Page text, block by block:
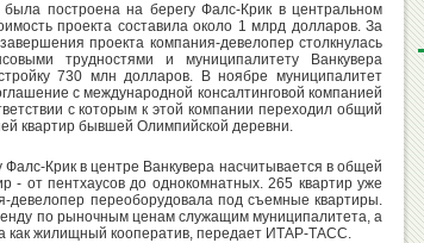
построена на берегу Фалс-Крик в центральном
проекта составила около 1 млрд долларов. За
проекта компания-девелопер столкнулась
трудностями и муниципалитету Ванкувера
730 млн долларов. В ноябре муниципалитет
с международной консалтинговой компанией
с которым к этой компании переходил общий
квартир бывшей Олимпийской деревни.
Фалс-Крик в центре Ванкувера насчитывается в общей
- от пентхаусов до однокомнатных. 265 квартир уже
девелопер переоборудовала под съемные квартиры.
по рыночным ценам служащим муниципалитета, а
как жилищный кооператив, передает ИТАР-ТАСС.